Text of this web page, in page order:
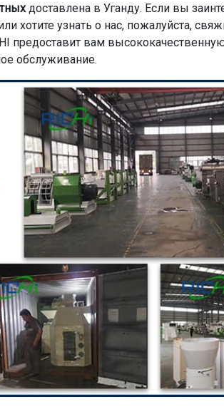
доставлена в Уганду. Если вы
хотите узнать о нас, пожалуйста,
предоставит вам
обслуживание.